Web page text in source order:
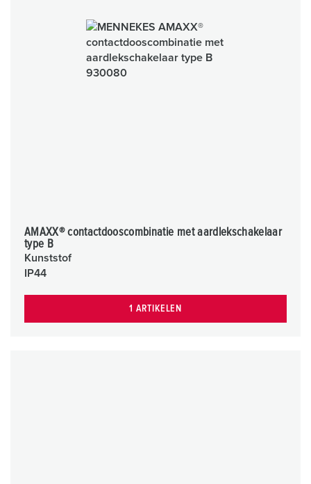
AMAXX® contactdooscombinatie met aardlekschakelaar
type B
Kunststof
IP44
1 ARTIKELEN